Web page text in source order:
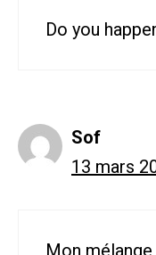
Do you
Sof
13 mars